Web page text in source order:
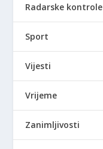
Radarske kontrole
Sport
Vijesti
Vrijeme
Zanimljivosti